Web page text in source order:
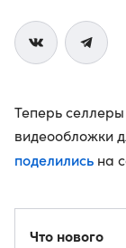
Теперь селлеры
видеообложки
поделились на
Что нового